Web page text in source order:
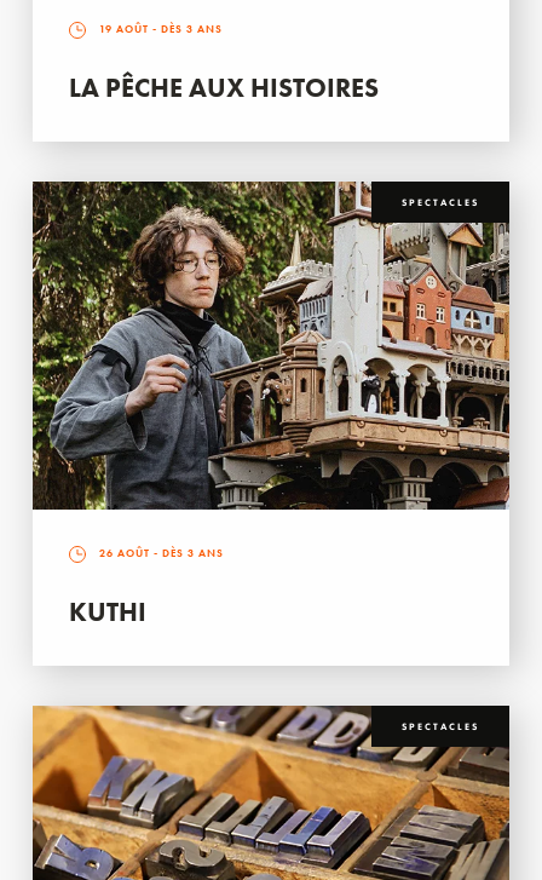
19 AOÛT - DÈS 3 ANS
LA PÊCHE AUX HISTOIRES
SPECTACLES
26 AOÛT - DÈS 3 ANS
KUTHI
SPECTACLES